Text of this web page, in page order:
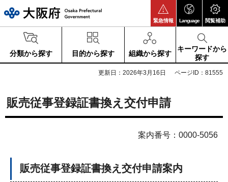
緊急情報 Language 閲覧補助
分類から探す 目的から探す 組織から探す
キーワードから
探す
更新日：2026年3月16日 ページID：81555
販売従事登録証書換え交付申請
案内番号：0000-5056
販売従事登録証書換え交付申請案内